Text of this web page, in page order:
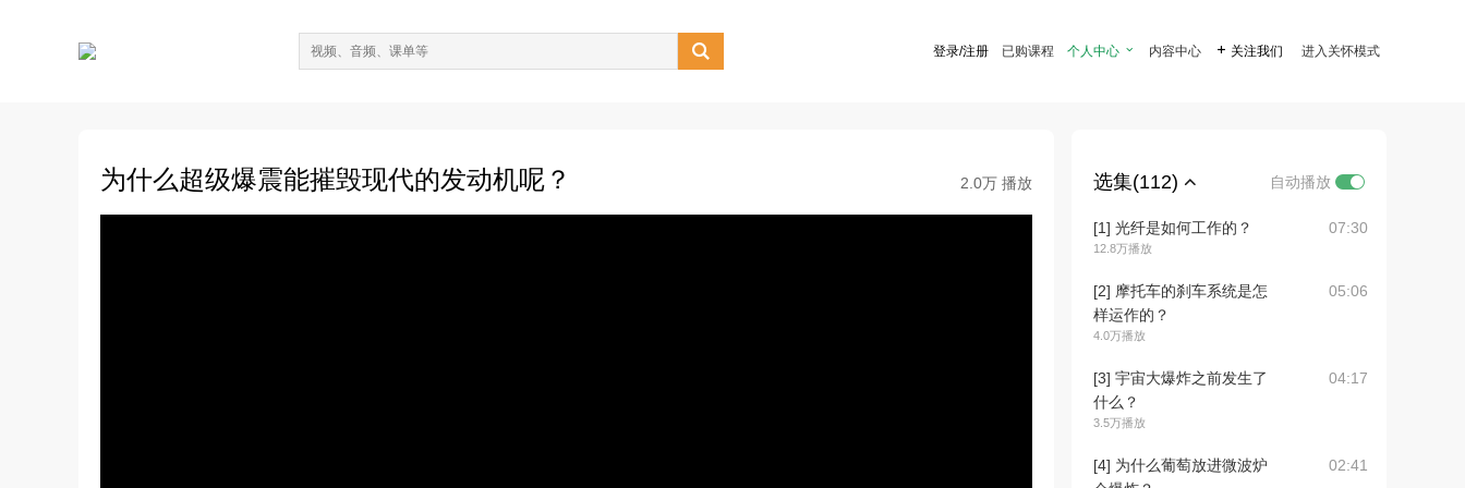
 登录/注册 已购课程 个人中心  内容中心  关注我们 进入关怀模式
为什么超级爆震能摧毁现代的发动机呢？ 2.0万 播放 选集(112) 自动播放
[1] 光纤是如何工作的？
12.8万播放
07:30
[2] 摩托车的刹车系统是怎
样运作的？
4.0万播放
05:06
[3] 宇宙大爆炸之前发生了
什么？
3.5万播放
04:17
[4] 为什么葡萄放进微波炉
02:41